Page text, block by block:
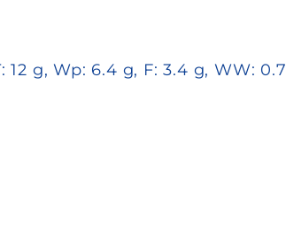
g, Wp: 6.4 g, F: 3.4 g, WW: 0.7